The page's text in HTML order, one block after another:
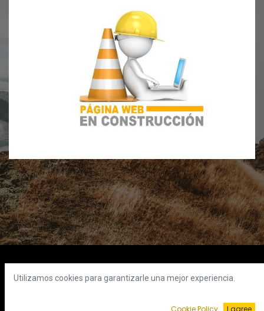
Suscríbete a nuestro blog
Utilizamos cookies para garantizarle una mejor experiencia.
Cookie Policy I agree